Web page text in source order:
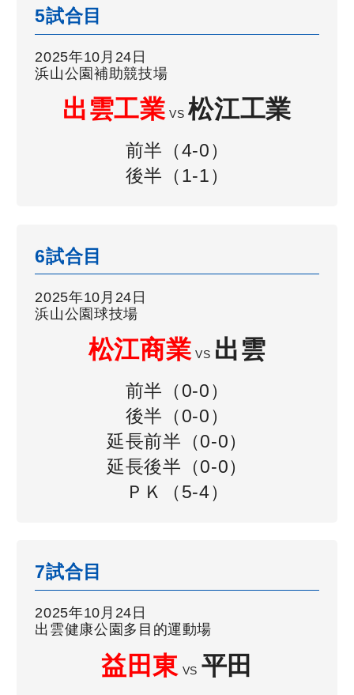
5試合目
2025年10月24日
浜山公園補助競技場
出雲工業VS松江工業
前半（4-0）
後半（1-1）
6試合目
2025年10月24日
浜山公園球技場
松江商業VS 出雲
前半（0-0）
後半（0-0）
延長前半（0-0）
延長後半（0-0）
ＰＫ（5-4）
7試合目
2025年10月24日
出雲健康公園多目的運動場
益田東 VS 平田